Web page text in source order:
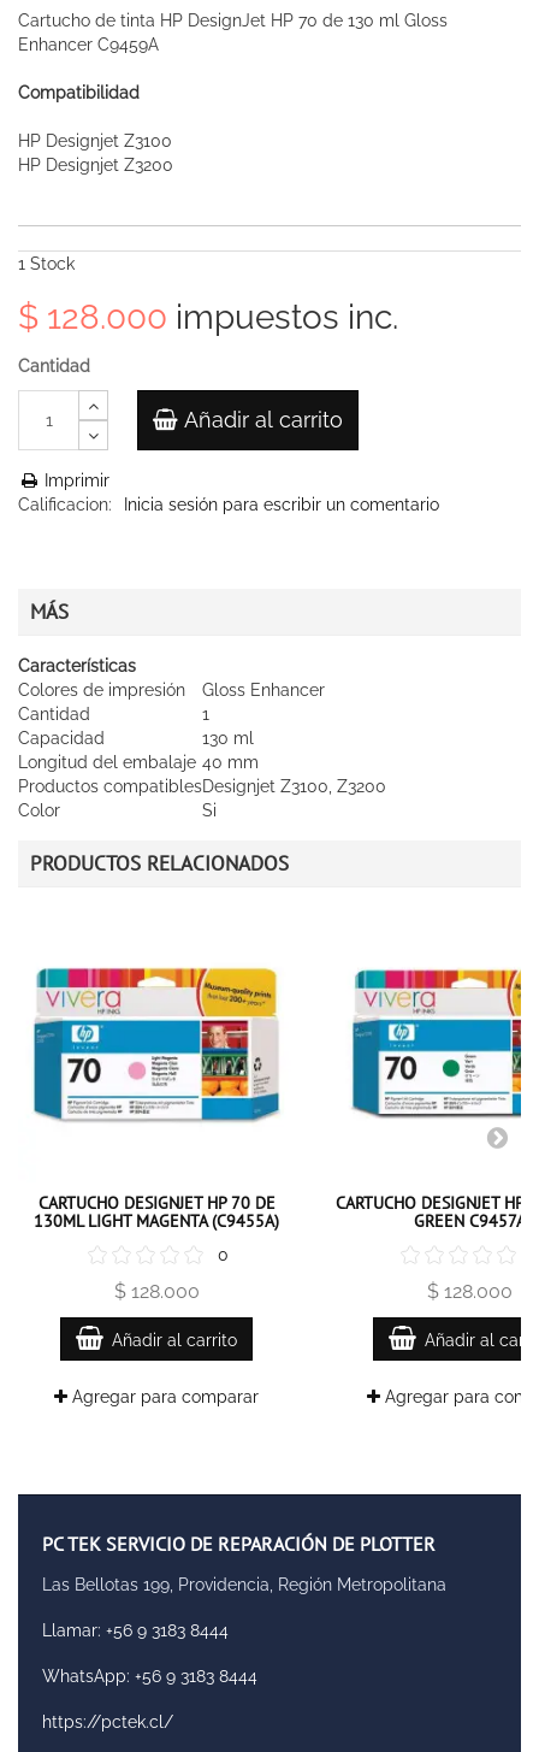
Cartucho de tinta HP DesignJet HP 70 de 130 ml Gloss
Enhancer C9459A
Compatibilidad
HP Designjet Z3100
HP Designjet Z3200
1 Stock
$ 128.000 impuestos inc.
Cantidad
Añadir al carrito
Imprimir
Calificacion:
Inicia sesión para escribir un comentario
MÁS
Características
Colores de impresión
Gloss Enhancer
Cantidad
1
Capacidad
130 ml
Longitud del embalaje 40 mm
Productos compatiblesDesignjet Z3100, Z3200
Color
Si
PRODUCTOS RELACIONADOS
CARTUCHO DESIGNJET HP 70 DE
130ML LIGHT MAGENTA (C9455A)
0
$ 128.000
Añadir al carrito
Agregar para comparar
CARTUCHO DESIGNJET HP
GREEN C9457A
$ 128.000
Añadir al
Agregar para
PC TEK SERVICIO DE REPARACIÓN DE PLOTTER
Las Bellotas 199, Providencia, Región Metropolitana
Llamar: +56 9 3183 8444
WhatsApp: +56 9 3183 8444
https://pctek.cl/